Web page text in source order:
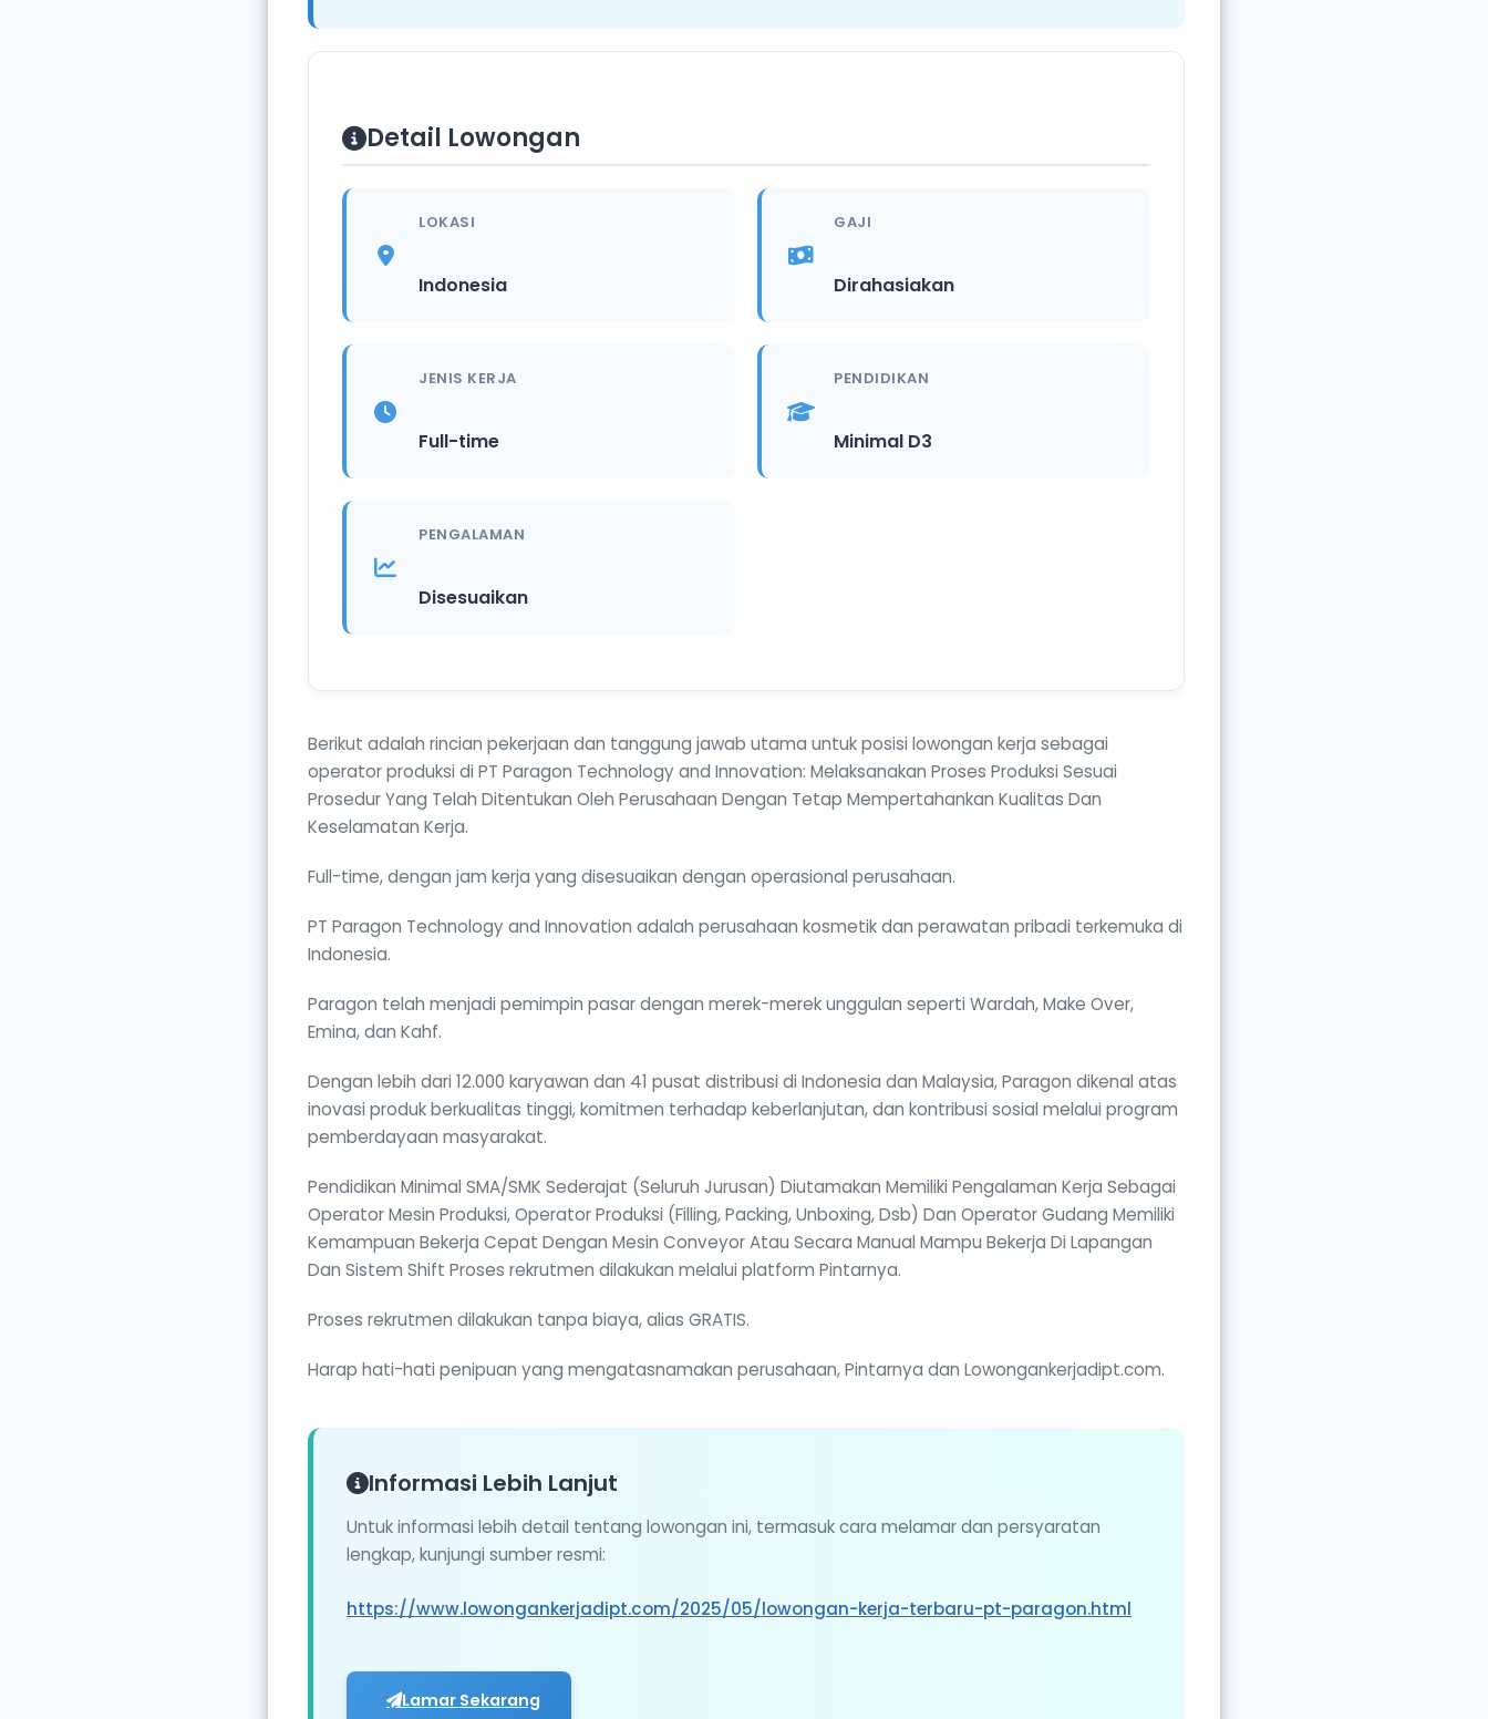
Detail Lowongan
LOKASI
Indonesia
GAJI
Dirahasiakan
JENIS KERJA
Full-time
PENDIDIKAN
Minimal D3
PENGALAMAN
Disesuaikan
Berikut adalah rincian pekerjaan dan tanggung jawab utama untuk posisi lowongan kerja sebagai
operator produksi di PT Paragon Technology and Innovation: Melaksanakan Proses Produksi Sesuai
Prosedur Yang Telah Ditentukan Oleh Perusahaan Dengan Tetap Mempertahankan Kualitas Dan
Keselamatan Kerja.
Full-time, dengan jam kerja yang disesuaikan dengan operasional perusahaan.
PT Paragon Technology and Innovation adalah perusahaan kosmetik dan perawatan pribadi terkemuka di
Indonesia.
Paragon telah menjadi pemimpin pasar dengan merek-merek unggulan seperti Wardah, Make Over,
Emina, dan Kahf.
Dengan lebih dari 12.000 karyawan dan 41 pusat distribusi di Indonesia dan Malaysia, Paragon dikenal atas
inovasi produk berkualitas tinggi, komitmen terhadap keberlanjutan, dan kontribusi sosial melalui program
pemberdayaan masyarakat.
Pendidikan Minimal SMA/SMK Sederajat (Seluruh Jurusan) Diutamakan Memiliki Pengalaman Kerja Sebagai
Operator Mesin Produksi, Operator Produksi (Filling, Packing, Unboxing, Dsb) Dan Operator Gudang Memiliki
Kemampuan Bekerja Cepat Dengan Mesin Conveyor Atau Secara Manual Mampu Bekerja Di Lapangan
Dan Sistem Shift Proses rekrutmen dilakukan melalui platform Pintarnya.
Proses rekrutmen dilakukan tanpa biaya, alias GRATIS.
Harap hati-hati penipuan yang mengatasnamakan perusahaan, Pintarnya dan Lowongankerjadipt.com.
Informasi Lebih Lanjut
Untuk informasi lebih detail tentang lowongan ini, termasuk cara melamar dan persyaratan
lengkap, kunjungi sumber resmi:
https://www.lowongankerjadipt.com/2025/05/lowongan-kerja-terbaru-pt-paragon.html
Lamar Sekarang